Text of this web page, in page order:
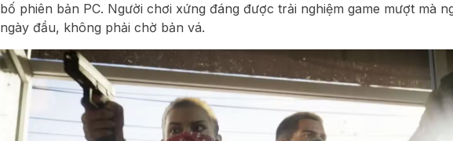
bố phiên bản PC. Người chơi xứng đáng được trải nghiệm game mượt mà
ngày đầu, không phải chờ bản vá.